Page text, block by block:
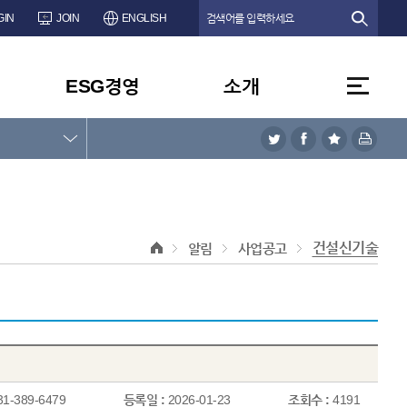
JOIN ENGLISH
ESG경영 소개
알림 사업공고 건설신기술
389-6479 등록일 : 2026-01-23 조회수 : 4191